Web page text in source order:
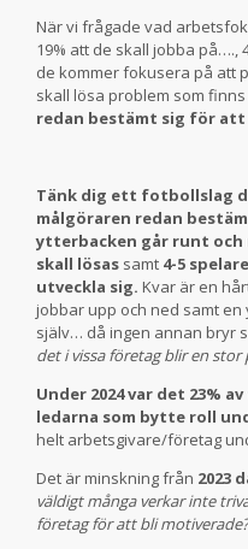
När vi frågade vad
19% att de skall jobba på….,
de kommer fokusera på att
skall lösa problem som
redan bestämt sig för att
Tänk dig ett fotbollslag
målgöraren redan
ytterbacken går runt och
skall lösas samt 4-5
utveckla sig. Kvar är en
jobbar upp och ned samt
själv… då ingen annan bryr
det i vissa företag blir en
Under 2024 var det 23%
ledarna som bytte roll
helt arbetsgivare/företag
Det är minskning från 2023
väldigt många verkar inte
företag för att bli motiverade?